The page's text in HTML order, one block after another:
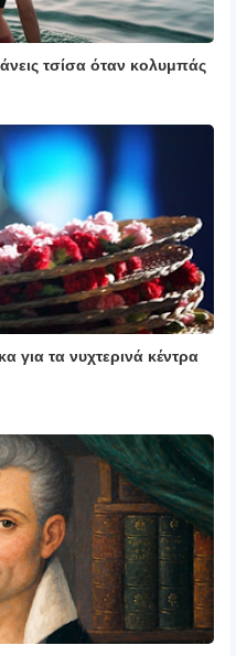
τσίσα όταν κολυμπάς
για τα νυχτερινά κέντρα